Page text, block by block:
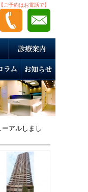
【ご予約はお電話で】
アルしまし